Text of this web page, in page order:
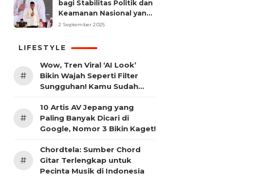
bagi Stabilitas Politik dan
Keamanan Nasional yang
Sering Terlupakan
2 September 2025
LIFESTYLE
#
Wow, Tren Viral ‘AI Look’
Bikin Wajah Seperti Filter
Sungguhan! Kamu Sudah
#
10 Artis AV Jepang yang
Paling Banyak Dicari di
Google, Nomor 3 Bikin Kaget!
#
Chordtela: Sumber Chord
Gitar Terlengkap untuk
Pecinta Musik di Indonesia